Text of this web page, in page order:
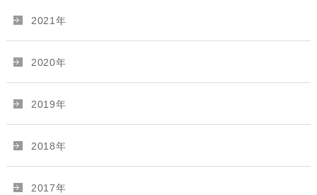
2021年
2020年
2019年
2018年
2017年